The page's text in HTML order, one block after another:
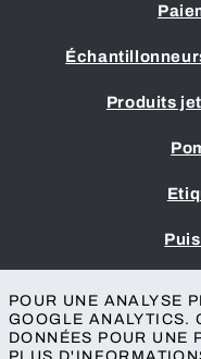
Produits
POUR UNE ANALYSE
GOOGLE ANALYTICS.
DONNÉES POUR UNE